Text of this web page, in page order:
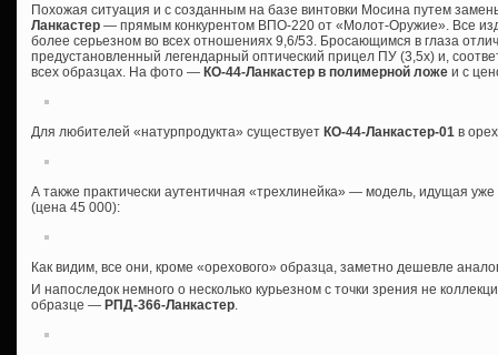
Похожая ситуация и с созданным на базе винтовки Мосина путем
Ланкастер — прямым конкурентом ВПО-220 от «Молот-Оружие». Все
более серьезном во всех отношениях 9,6/53. Бросающимся в глаза
предустановленный легендарный оптический прицел ПУ (3,5х) и,
всех образцах. На фото — КО-44-Ланкастер в полимерной ложе и с
Для любителей «натурпродукта» существует КО-44-Ланкастер-01 в
А также практически аутентичная «трехлинейка» — модель, идущая
(цена 45 000):
Как видим, все они, кроме «орехового» образца, заметно дешевле
И напоследок немного о несколько курьезном с точки зрения не
образце — РПД-366-Ланкастер.